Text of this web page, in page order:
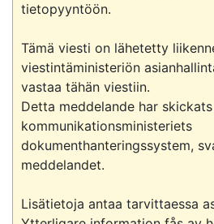
tietopyyntöön.
Tämä viesti on lähetetty
viestintäministeriön
vastaa tähän viestiin.
Detta meddelande har
kommunikationsministeriets
dokumenthanteringssystem,
meddelandet.
Lisätietoja antaa tarvittaessa